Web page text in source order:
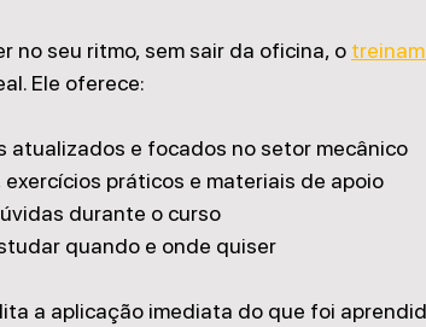
no seu ritmo, sem sair da oficina, o
Ele oferece:
atualizados e focados no setor mecânico
práticos e materiais de apoio
durante o curso
quando e onde quiser
a aplicação imediata do que foi